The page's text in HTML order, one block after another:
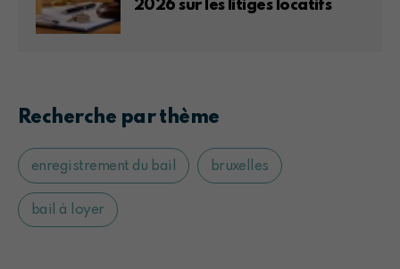
2026 sur les litiges locatifs
Recherche par thème
enregistrement du bail bruxelles
bail à loyer